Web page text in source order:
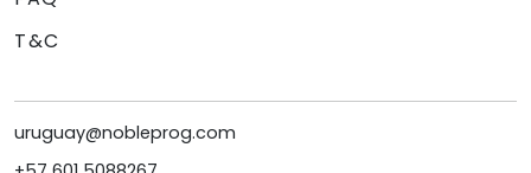
T&C
uruguay@nobleprog.com